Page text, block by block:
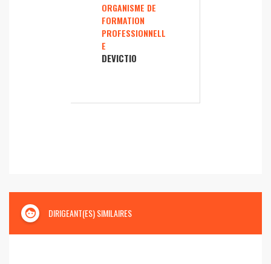
ORGANISME DE
FORMATION
PROFESSIONNELL
E
DEVICTIO
face DIRIGEANT(ES) SIMILAIRES